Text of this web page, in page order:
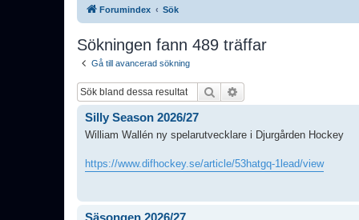
Forumindex Sök
Sökningen fann 489 träffar
Gå till avancerad sökning
Sök
Silly Season 2026/27
William Wallén ny spelarutvecklare i Djurgården Hockey
https://www.difhockey.se/article/53hatgq-1lead/view
Säsongen 2026/27